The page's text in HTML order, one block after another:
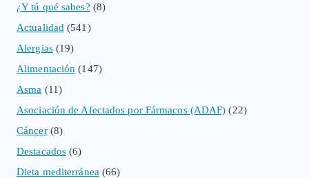
¿Y tú qué sabes? (8)
Actualidad (541)
Alergias(19)
Alimentación (147)
Asma (11)
Asociación de Afectados por Fármacos (ADAF) (22)
Cáncer(8)
Destacados (6)
Dieta mediterránea (66)